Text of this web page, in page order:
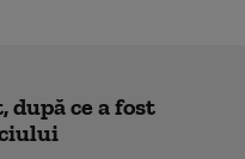
ce a fost